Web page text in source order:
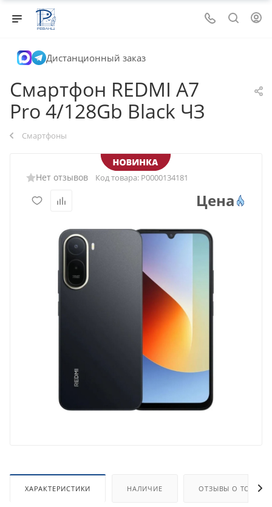
Дистанционный заказ
Смартфон REDMI A7
Pro 4/128Gb Black ЧЗ
Смартфоны
Нет отзывов Код товара: Р0000134181
Цена
ХАРАКТЕРИСТИКИ НАЛИЧИЕ ОТЗЫВЫ О ТОВАРЕ